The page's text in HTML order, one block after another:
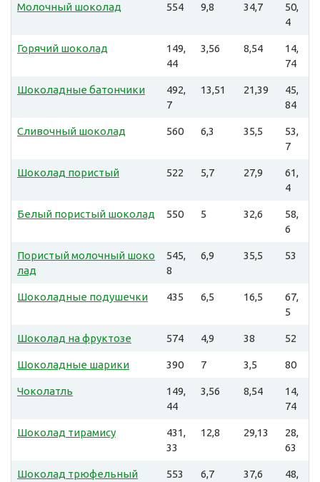
Молочный шоколад 554 9,8 34,7
50,
4
Горячий шоколад
149,
44
3,56 8,54
14,
74
Шоколадные батончики
492,
7
13,51 21,39
45,
84
Сливочный шоколад 560 6,3 35,5
53,
7
Шоколад пористый 522 5,7 27,9
61,
4
Белый пористый шоколад 550 5 32,6
58,
6
Пористый молочный шоко
лад
545,
8
6,9 35,5 53
Шоколадные подушечки 435 6,5 16,5
67,
5
Шоколад на фруктозе 574 4,9 38 52
Шоколадные шарики 390 7 3,5 80
Чоколатль
149,
44
3,56 8,54
14,
74
Шоколад тирамису
431,
33
12,8 29,13
28,
63
Шоколад трюфельный 553 6,7 37,6
48,